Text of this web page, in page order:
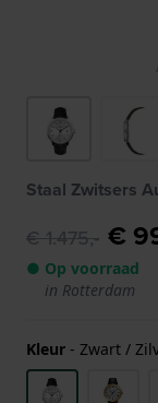
Staal Zwitsers
€ 1.475,- €
● Op voorraad
in Rotterdam
Kleur - Zwart /